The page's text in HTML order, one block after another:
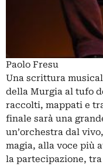
Paolo Fresu
Una scrittura
della Murgia al tufo
raccolti, mappati e
finale sarà una
un’orchestra dal
magia, alla voce più
la partecipazione,